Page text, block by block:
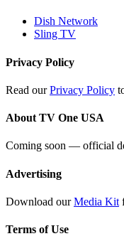
Dish Network
Sling TV
Privacy Policy
Read ourPrivacy Policy
About TV One USA
Coming soon — official
Advertising
Download ourMedia Kit
Terms of Use